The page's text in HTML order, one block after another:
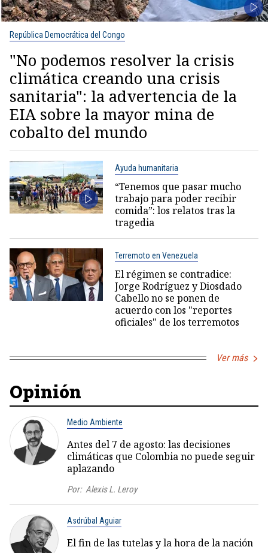
República Democrática del Congo
"No podemos resolver la crisis
climática creando una crisis
sanitaria": la advertencia de la
EIA sobre la mayor mina de
cobalto del mundo
Ayuda humanitaria
“Tenemos que pasar mucho
trabajo para poder recibir
comida”: los relatos tras la
tragedia
Terremoto en Venezuela
El régimen se contradice:
Jorge Rodríguez y Diosdado
Cabello no se ponen de
acuerdo con los "reportes
oficiales" de los terremotos
Ver más
Opinión
Medio Ambiente
Antes del 7 de agosto: las decisiones
climáticas que Colombia no puede seguir
aplazando
Por: Alexis L. Leroy
Asdrúbal Aguiar
El fin de las tutelas y la hora de la nación